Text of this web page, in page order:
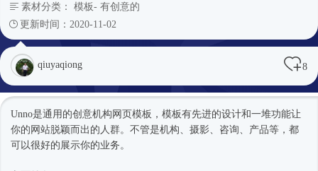
素材分类： 模板- 有创意的
更新时间：2020-11-02
qiuyaqiong 8
Unno是通用的创意机构 网页模板 ，模板有先进的设计和一堆功能让
你的网站脱颖而出的人群。不管是机构、摄影、咨询、产品等，都
可以很好的展示你的业务。